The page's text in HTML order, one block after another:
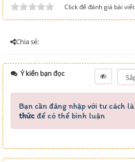
Click để đánh giá bài viết
Chia sẻ:
Ý kiến bạn đọc
Bạn cần đăng nhập với tư cách là
thức để có thể bình luận